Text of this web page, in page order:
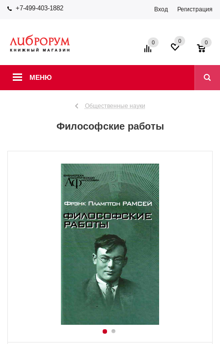
+7-499-403-1882 Вход Регистрация
МЕНЮ
0 0 0
Общественные науки
Философские работы